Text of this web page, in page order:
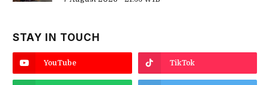
STAY IN TOUCH
YouTube TikTok